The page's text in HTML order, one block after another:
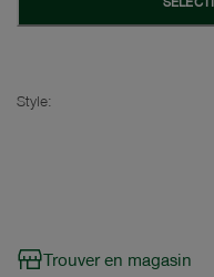
Style:
Trouver en magasin